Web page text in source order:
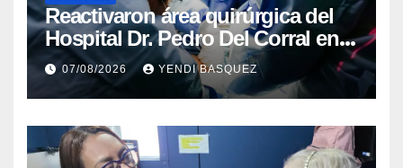
Reactivaron área quirúrgica del
Hospital Dr. Pedro Del Corral en
Guárico
07/08/2026 YENDI BASQUEZ